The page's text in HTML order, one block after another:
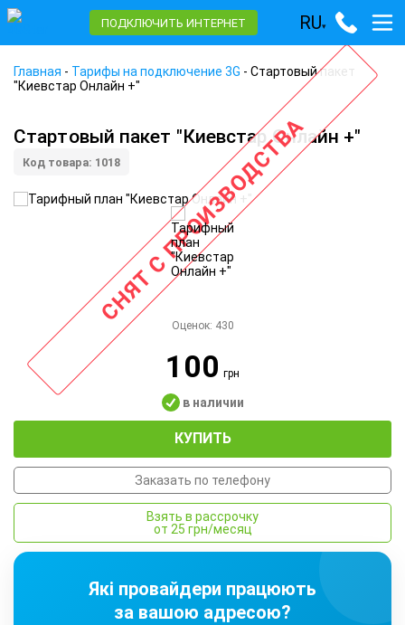
ПОДКЛЮЧИТЬ ИНТЕРНЕТ RU▾
Главная - Тарифы на подключение 3G - Стартовый пакет
"Киевстар Онлайн +"
Стартовый пакет "Киевстар Онлайн +"
Код товара: 1018СНЯТ С ПРОИЗВОДСТВА
Оценок: 430
100грн
в наличии
КУПИТЬ
Заказать по телефону
Взять в рассрочку
от 25 грн/месяц
Які провайдери працюють
за вашою адресою?